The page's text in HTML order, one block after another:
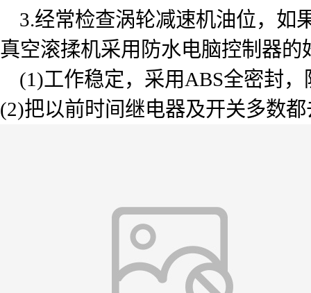
3.经常检查涡轮减速机油位，如
真空滚揉机采用防水电脑控制器的
(1)工作稳定，采用ABS全密封，
(2)把以前时间继电器及开关多数